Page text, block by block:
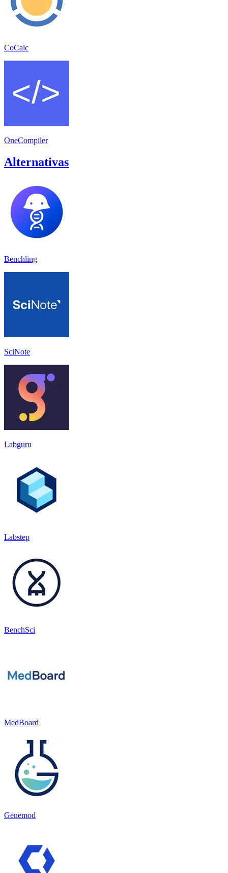
CoCalc
OneCompiler
Alternativas
Benchling
SciNote
Labguru
Labstep
BenchSci
MedBoard
Genemod